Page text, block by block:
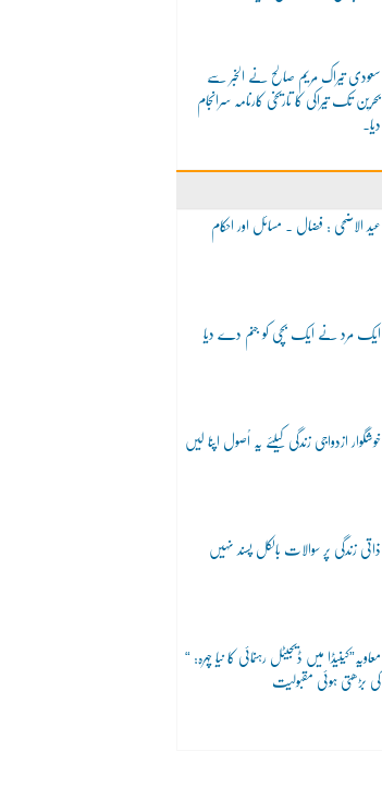
سعودی تیراک مریم صالح نے الخبر سے
بحرین تک تیراکی کا تاریخی کارنامہ سرانجام
دیا۔
عید الاضحی : فضال ۔ مسائل اور احکام
ایک مرد نے ایک بچی کو جنم دے دیا
خوشگوار ازدواجی زندگی کیلئے یہ اُصول اپنا لیں
ذاتی زندگی پر سوالات بالکل پسند نہیں
“معاویہ”کینیڈا میں ڈیجیٹل رہنمائی کا نیا چہرہ:
کی بڑھتی ہوئی مقبولیت